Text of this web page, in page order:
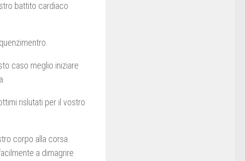
battito cardiaco
caso meglio iniziare
rislutati per il vostro
corpo alla corsa.
a dimagrire